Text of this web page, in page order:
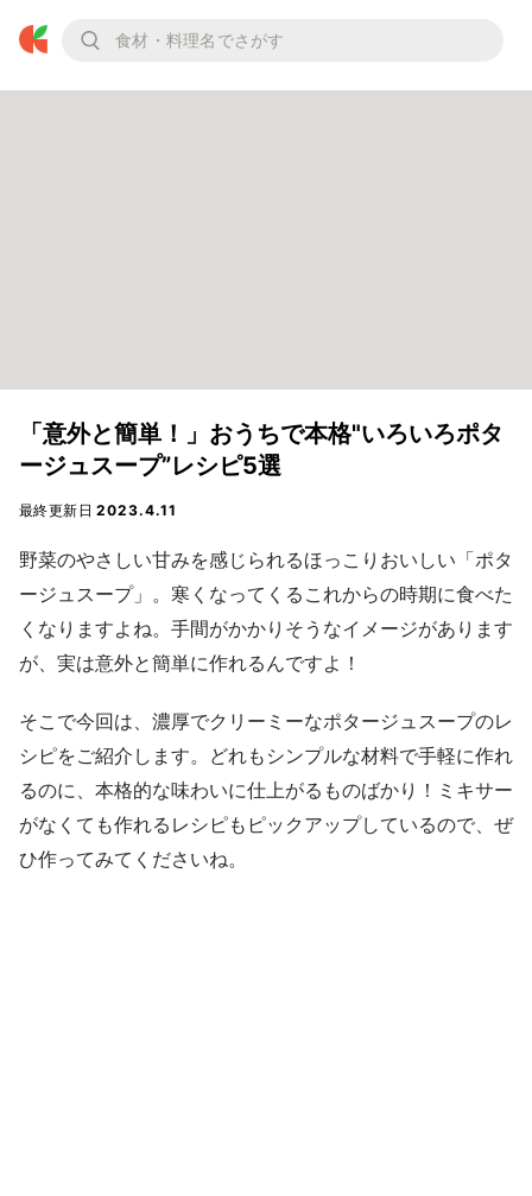
「意外と簡単！」おうちで本格"いろいろポタ
ージュスープ”レシピ5選
最終更新日2023.4.11
野菜のやさしい甘みを感じられるほっこりおいしい「ポタ
ージュスープ」。寒くなってくるこれからの時期に食べた
くなりますよね。手間がかかりそうなイメージがあります
が、実は意外と簡単に作れるんですよ！
そこで今回は、濃厚でクリーミーなポタージュスープのレ
シピをご紹介します。どれもシンプルな材料で手軽に作れ
るのに、本格的な味わいに仕上がるものばかり！ミキサー
がなくても作れるレシピもピックアップしているので、ぜ
ひ作ってみてくださいね。